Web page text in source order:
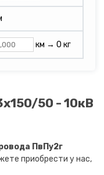
км → 0 кг
50 - 10кВ
ПвПу2г
приобрести у нас,